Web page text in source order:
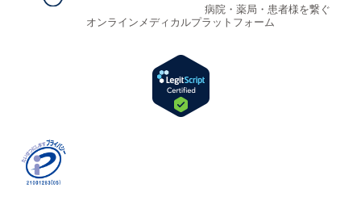
病院・薬局・患者様を繋ぐ
オンラインメディカルプラットフォーム